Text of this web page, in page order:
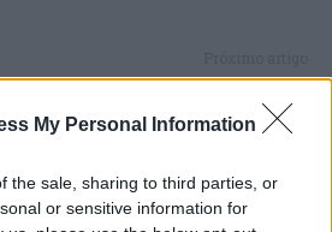
My Personal Information
the sale, sharing to third parties, or
or sensitive information for
Ovar em Carnaval, numa